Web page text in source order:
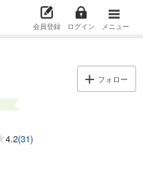
会員登録 ログイン メニュー
フォロー
4.2(31)